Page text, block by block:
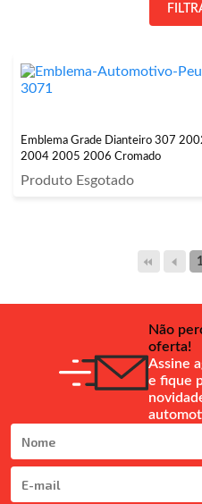
Emblema Grade Dianteiro 307
2004 2005 2006 Cromado
Produto Esgotado
1
Não
oferta!
Assine
e fique